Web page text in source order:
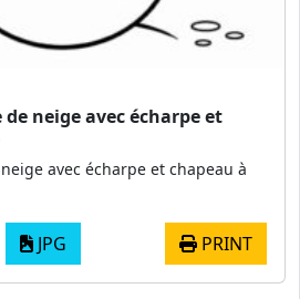
neige avec écharpe et
avec écharpe et chapeau à
JPG PRINT